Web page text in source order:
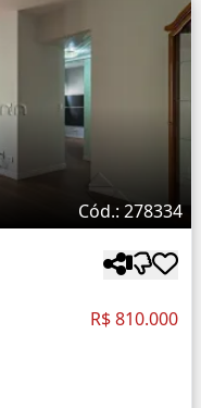
Cód.: 278334
R$ 810.000